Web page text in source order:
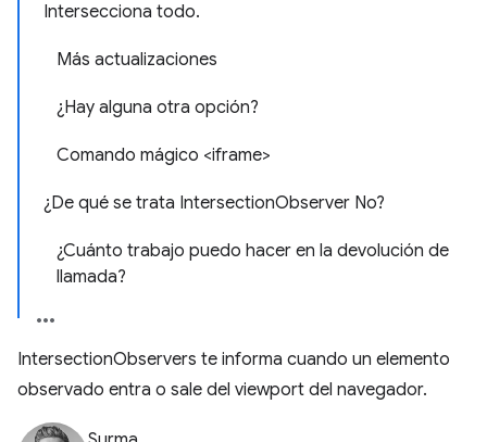
Intersecciona todo.
Más actualizaciones
¿Hay alguna otra opción?
Comando mágico <iframe>
¿De qué se trata IntersectionObserver No?
¿Cuánto trabajo puedo hacer en la devolución de
llamada?
IntersectionObservers te informa cuando un elemento
observado entra o sale del viewport del navegador.